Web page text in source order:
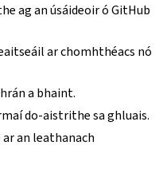
ag an úsáideoir ó GitHub
ar chomhthéacs nó
a bhaint.
do-aistrithe sa ghluais.
an leathanach